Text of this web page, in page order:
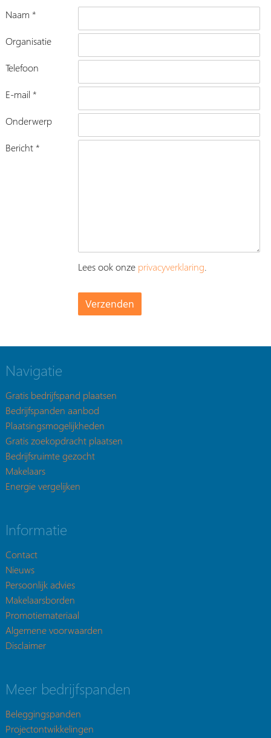
Naam *
Organisatie
Telefoon
E-mail *
Onderwerp
Bericht *
Lees ook onze privacyverklaring
Navigatie
Gratis bedrijfspand plaatsen
Bedrijfspanden aanbod
Plaatsingsmogelijkheden
Gratis zoekopdracht plaatsen
Bedrijfsruimte gezocht
Makelaars
Energie vergelijken
Informatie
Contact
Nieuws
Persoonlijk advies
Makelaarsborden
Promotiemateriaal
Algemene voorwaarden
Disclaimer
Meer bedrijfspanden
Beleggingspanden
Projectontwikkelingen